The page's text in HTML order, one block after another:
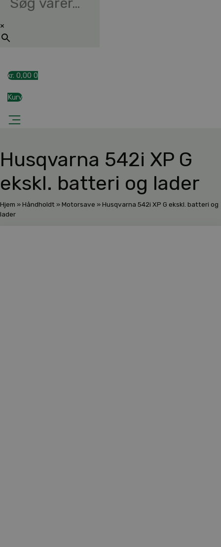
×
kr. 0,00 0
Kurv
Husqvarna 542i XP G
ekskl. batteri og lader
Hjem »Håndholdt »Motorsave »Husqvarna 542i XP G ekskl. batteri og
lader